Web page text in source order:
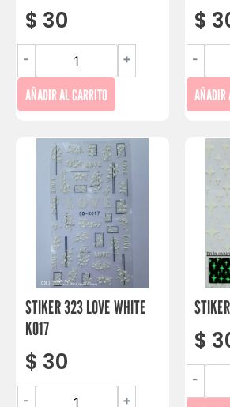
$ 30
- +
AÑADIR AL CARRITO
$
-
AÑADIR
STIKER 323 LOVE WHITE
K017
$ 30
- +
$
-